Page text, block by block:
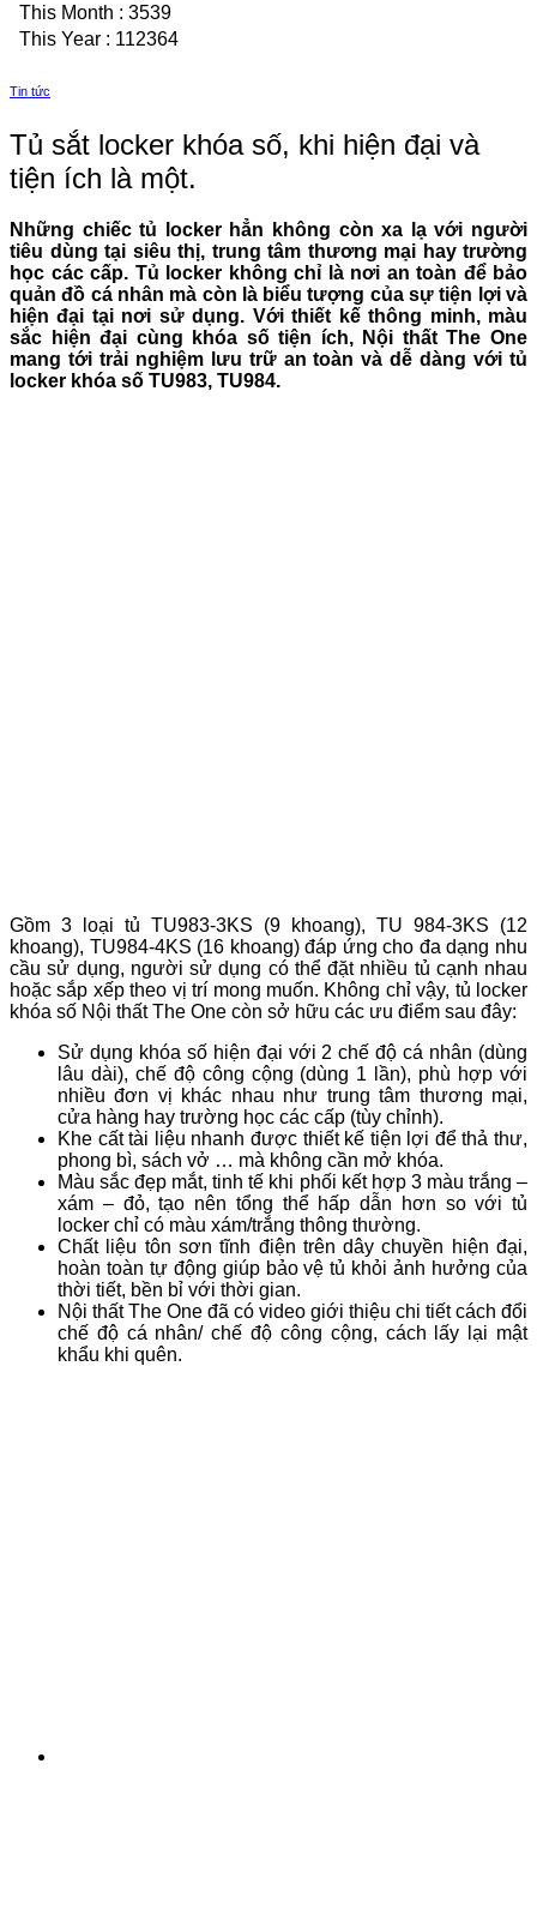
This Month : 3539
This Year : 112364
Tin tức
Tủ sắt locker khóa số, khi hiện đại và
tiện ích là một.
Những chiếc tủ locker hẳn không còn xa lạ với người
tiêu dùng tại siêu thị, trung tâm thương mại hay trường
học các cấp. Tủ locker không chỉ là nơi an toàn để bảo
quản đồ cá nhân mà còn là biểu tượng của sự tiện lợi và
hiện đại tại nơi sử dụng. Với thiết kế thông minh, màu
sắc hiện đại cùng khóa số tiện ích, Nội thất The One
mang tới trải nghiệm lưu trữ an toàn và dễ dàng với tủ
locker khóa số TU983, TU984.
Gồm 3 loại tủ TU983-3KS (9 khoang), TU 984-3KS (12
khoang), TU984-4KS (16 khoang) đáp ứng cho đa dạng nhu
cầu sử dụng, người sử dụng có thể đặt nhiều tủ cạnh nhau
hoặc sắp xếp theo vị trí mong muốn. Không chỉ vậy, tủ locker
khóa số Nội thất The One còn sở hữu các ưu điểm sau đây:
Sử dụng khóa số hiện đại với 2 chế độ cá nhân (dùng
lâu dài), chế độ công cộng (dùng 1 lần), phù hợp với
nhiều đơn vị khác nhau như trung tâm thương mại,
cửa hàng hay trường học các cấp (tùy chỉnh).
Khe cất tài liệu nhanh được thiết kế tiện lợi để thả thư,
phong bì, sách vở … mà không cần mở khóa.
Màu sắc đẹp mắt, tinh tế khi phối kết hợp 3 màu trắng –
xám – đỏ, tạo nên tổng thể hấp dẫn hơn so với tủ
locker chỉ có màu xám/trắng thông thường.
Chất liệu tôn sơn tĩnh điện trên dây chuyền hiện đại,
hoàn toàn tự động giúp bảo vệ tủ khỏi ảnh hưởng của
thời tiết, bền bỉ với thời gian.
Nội thất The One đã có video giới thiệu chi tiết cách đổi
chế độ cá nhân/ chế độ công cộng, cách lấy lại mật
khẩu khi quên.